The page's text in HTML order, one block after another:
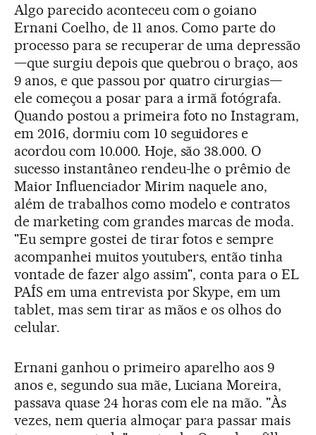
Algo parecido aconteceu com o goiano
Ernani Coelho, de 11 anos. Como parte do
processo para se recuperar de uma depressão
—que surgiu depois que quebrou o braço, aos
9 anos, e que passou por quatro cirurgias—
ele começou a posar para a irmã fotógrafa.
Quando postou a primeira foto no Instagram,
em 2016, dormiu com 10 seguidores e
acordou com 10.000. Hoje, são 38.000. O
sucesso instantâneo rendeu-lhe o prêmio de
Maior Influenciador Mirim naquele ano,
além de trabalhos como modelo e contratos
de marketing com grandes marcas de moda.
"Eu sempre gostei de tirar fotos e sempre
acompanhei muitos youtubers, então tinha
vontade de fazer algo assim", conta para o EL
PAÍS em uma entrevista por Skype, em um
tablet, mas sem tirar as mãos e os olhos do
celular.
Ernani ganhou o primeiro aparelho aos 9
anos e, segundo sua mãe, Luciana Moreira,
passava quase 24 horas com ele na mão. "Às
vezes, nem queria almoçar para passar mais